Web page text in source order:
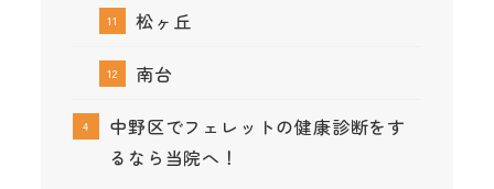
松ヶ丘
南台
中野区でフェレットの健康診断をす
るなら当院へ！